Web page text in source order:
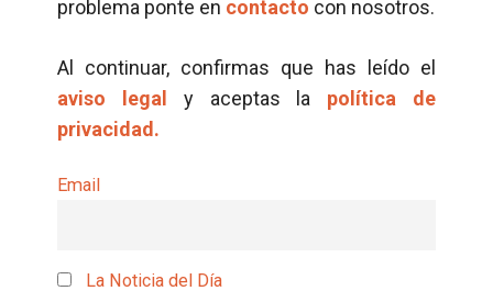
problema ponte en contacto con nosotros.
Al continuar, confirmas que has leído el
aviso legal
y aceptas la política de
privacidad.
Email
La Noticia del Día